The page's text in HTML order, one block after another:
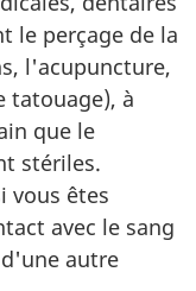
le perçage de la
l'acupuncture,
tatouage), à
que le
stériles.
vous êtes
avec le sang
autre